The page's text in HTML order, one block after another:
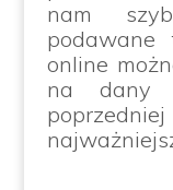
nam
podawane
online
na dany